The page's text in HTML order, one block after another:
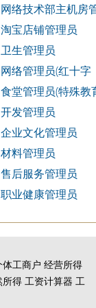
网络技术部主机房
淘宝店铺管理员
卫生管理员
网络管理员(红十字
食堂管理员(特殊教
)
开发管理员
企业文化管理员
材料管理员
售后服务管理员
职业健康管理员
体工商户 经营所得
所得 工资计算器 工